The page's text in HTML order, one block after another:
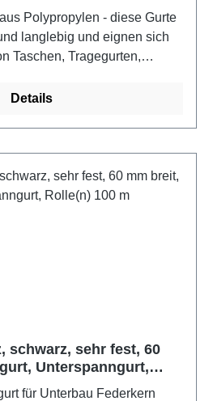
Polypropylen - diese Gurte
langlebig und eignen sich
Taschen, Tragegurten,
eine Schnittstelle je
Details
schwarz, sehr fest, 60
Unterspanngurt,
für Unterbau Federkern